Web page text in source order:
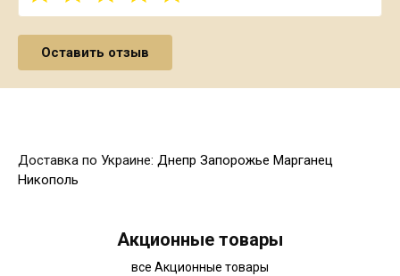
Доставка по Украине: Днепр Запорожье Марганец
Никополь
Акционные товары
все Акционные товары